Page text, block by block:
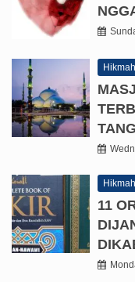
Hikmah
Hikmah
11